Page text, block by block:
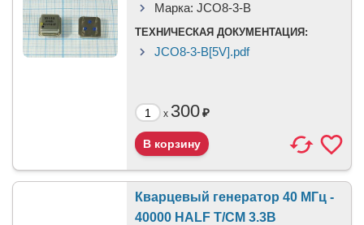
Марка: JCO8-3-B
ТЕХНИЧЕСКАЯ ДОКУМЕНТАЦИЯ:
JCO8-3-B[5V].pdf
x 300₽
Кварцевый генератор 40 МГц -
40000 HALF T/CM 3.3В